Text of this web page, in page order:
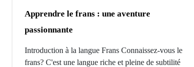
Apprendre le frans : une aventure
passionnante
Introduction à la langue Frans Connaissez-vous le
frans? C'est une langue riche et pleine de subtilité